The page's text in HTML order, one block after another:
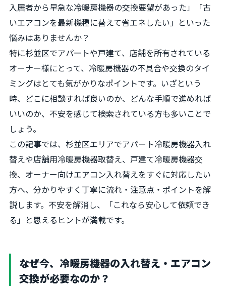
入居者から早急な冷暖房機器の交換要望があった」「古
いエアコンを最新機種に替えて省エネしたい」といった
悩みはありませんか？
特に杉並区でアパートや戸建て、店舗を所有されている
オーナー様にとって、冷暖房機器の不具合や交換のタイ
ミングはとても気がかりなポイントです。いざという
時、どこに相談すれば良いのか、どんな手順で進めれば
いいのか、不安を感じて検索されている方も多いことで
しょう。
この記事では、杉並区エリアでアパート冷暖房機器入れ
替えや店舗用冷暖房機器取替え、戸建て冷暖房機器交
換、オーナー向けエアコン入れ替えをすぐに対応したい
方へ、分かりやすく丁寧に流れ・注意点・ポイントを解
説します。不安を解消し、「これなら安心して依頼でき
る」と思えるヒントが満載です。
なぜ今、冷暖房機器の入れ替え・エアコン
交換が必要なのか？